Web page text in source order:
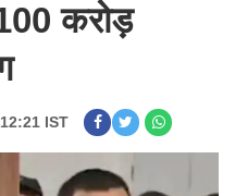
करोड़
IST